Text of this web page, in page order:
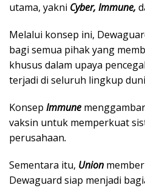
utama, yakni Cyber, Immune,
Melalui konsep ini,
bagi semua pihak yang
khusus dalam upaya
terjadi di seluruh lingkup
Konsep Immune
vaksin untuk memperkuat
perusahaan.
Sementara itu, Union
Dewaguard siap menjadi